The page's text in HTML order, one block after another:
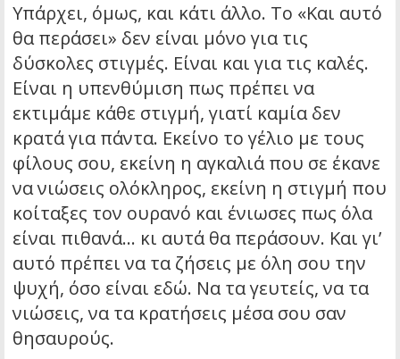
Υπάρχει, όμως, και κάτι άλλο. Το «Και αυτό
θα περάσει» δεν είναι μόνο για τις
δύσκολες στιγμές. Είναι και για τις καλές.
Είναι η υπενθύμιση πως πρέπει να
εκτιμάμε κάθε στιγμή, γιατί καμία δεν
κρατά για πάντα. Εκείνο το γέλιο με τους
φίλους σου, εκείνη η αγκαλιά που σε έκανε
να νιώσεις ολόκληρος, εκείνη η στιγμή που
κοίταξες τον ουρανό και ένιωσες πως όλα
είναι πιθανά… κι αυτά θα περάσουν. Και γι’
αυτό πρέπει να τα ζήσεις με όλη σου την
ψυχή, όσο είναι εδώ. Να τα γευτείς, να τα
νιώσεις, να τα κρατήσεις μέσα σου σαν
θησαυρούς.